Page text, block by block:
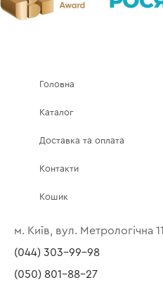
Головна
Каталог
Доставка та оплата
Контакти
Кошик
м. Київ, вул. Метрологічна 11
(044) 303-99-98
(050) 801-88-27